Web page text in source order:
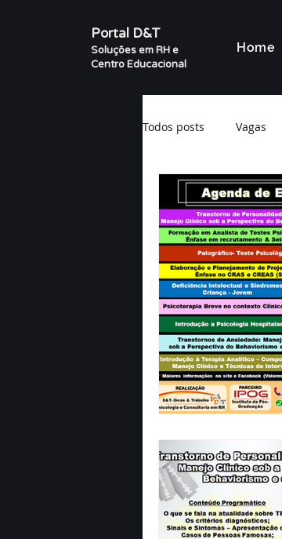
Portal D&T
Soluções em RH e
Centro Educacional
Home
Todos posts Vagas